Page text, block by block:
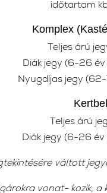
időtartam
Komplex
Teljes árú
Diák jegy (6-26
Nyugdíjas jegy
Teljes árú
Diák jegy (6-26
váltott
vonat- kozik,